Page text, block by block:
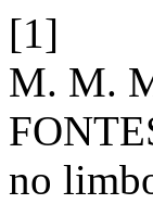
[1]
M. M.
no